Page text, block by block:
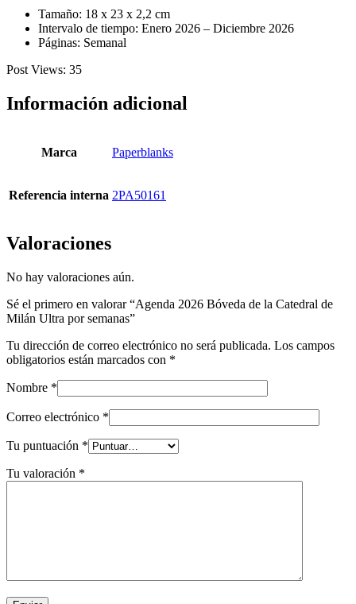
Tamaño: 18 x 23 x 2,2 cm
Intervalo de tiempo: Enero 2026 – Diciembre 2026
Páginas: Semanal
Post Views: 35
Información adicional
Marca Paperblanks
Referencia interna 2PA50161
Valoraciones
No hay valoraciones aún.
Sé el primero en valorar “Agenda 2026 Bóveda de la Catedral de
Milán Ultra por semanas”
Tu dirección de correo electrónico no será publicada. Los campos
obligatorios están marcados con *
Nombre *
Correo electrónico *
Tu puntuación *
Tu valoración *